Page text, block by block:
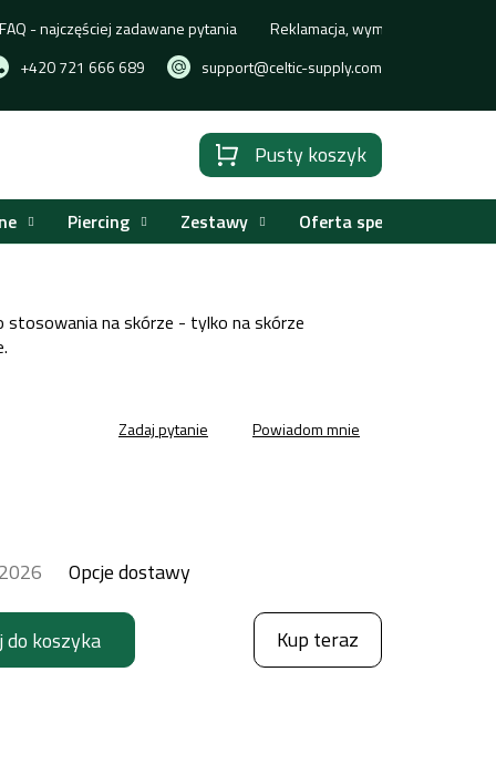
+420 721 666 689 support@celtic-supply.com
FAQ - najczęściej zadawane pytania Reklamacja, wymiana lub zwrot
KoszykPusty koszyk
Piercing Zestawy Oferta specjalna
Opcje dostawy
do koszyka Kup teraz
stosowania na skórze - tylko na skórze
Zadaj pytanie Powiadom mnie